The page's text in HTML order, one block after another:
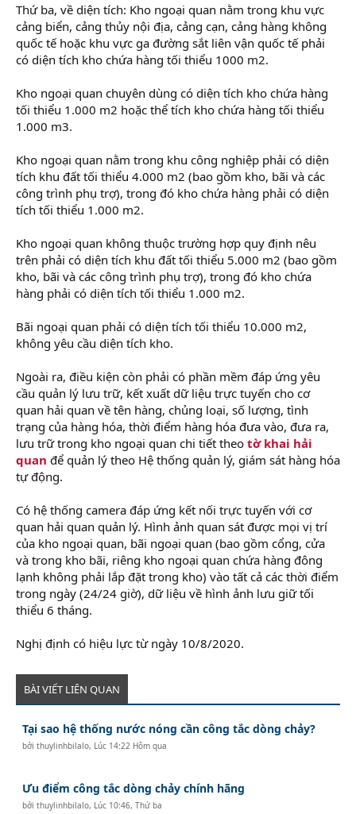
Thứ ba, về diện tích: Kho ngoại quan nằm trong khu vực
cảng biển, cảng thủy nội địa, cảng cạn, cảng hàng không
quốc tế hoặc khu vực ga đường sắt liên vận quốc tế phải
có diện tích kho chứa hàng tối thiểu 1000 m2.
Kho ngoại quan chuyên dùng có diện tích kho chứa hàng
tối thiểu 1.000 m2 hoặc thể tích kho chứa hàng tối thiểu
1.000 m3.
Kho ngoại quan nằm trong khu công nghiệp phải có diện
tích khu đất tối thiểu 4.000 m2 (bao gồm kho, bãi và các
công trình phụ trợ), trong đó kho chứa hàng phải có diện
tích tối thiểu 1.000 m2.
Kho ngoại quan không thuộc trường hợp quy định nêu
trên phải có diện tích khu đất tối thiểu 5.000 m2 (bao gồm
kho, bãi và các công trình phụ trợ), trong đó kho chứa
hàng phải có diện tích tối thiểu 1.000 m2.
Bãi ngoại quan phải có diện tích tối thiểu 10.000 m2,
không yêu cầu diện tích kho.
Ngoài ra, điều kiện còn phải có phần mềm đáp ứng yêu
cầu quản lý lưu trữ, kết xuất dữ liệu trực tuyến cho cơ
quan hải quan về tên hàng, chủng loại, số lượng, tình
trạng của hàng hóa, thời điểm hàng hóa đưa vào, đưa ra,
lưu trữ trong kho ngoại quan chi tiết theo tờ khai hải
quan để quản lý theo Hệ thống quản lý, giám sát hàng hóa
tự động.
Có hệ thống camera đáp ứng kết nối trực tuyến với cơ
quan hải quan quản lý. Hình ảnh quan sát được mọi vị trí
của kho ngoại quan, bãi ngoại quan (bao gồm cổng, cửa
và trong kho bãi, riêng kho ngoại quan chứa hàng đông
lạnh không phải lắp đặt trong kho) vào tất cả các thời điểm
trong ngày (24/24 giờ), dữ liệu về hình ảnh lưu giữ tối
thiểu 6 tháng.
Nghị định có hiệu lực từ ngày 10/8/2020.
BÀI VIẾT LIÊN QUAN
Tại sao hệ thống nước nóng cần công tắc dòng chảy?
bởithuylinhbilalo, Lúc 14:22 Hôm qua
Ưu điểm công tắc dòng chảy chính hãng
bởithuylinhbilalo, Lúc 10:46, Thứ ba